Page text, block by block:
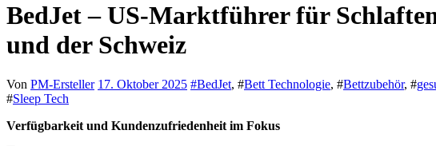
BedJet – US-Marktführer für
und der Schweiz
Von PM-Ersteller 17. Oktober 2025 #BedJet, #Bett Technologie, #Bettzubehör, #
#Sleep Tech
Verfügbarkeit und Kundenzufriedenheit im Fokus